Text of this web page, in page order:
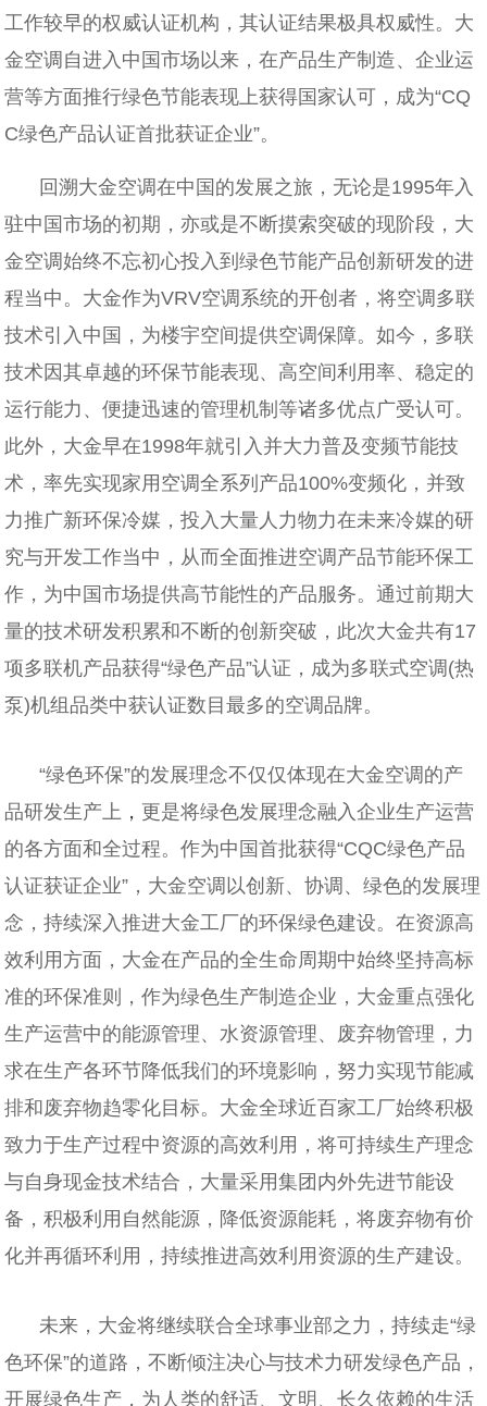
工作较早的权威认证机构，其认证结果极具权威性。大
金空调自进入中国市场以来，在产品生产制造、企业运
营等方面推行绿色节能表现上获得国家认可，成为“CQ
C绿色产品认证首批获证企业”。
回溯大金空调在中国的发展之旅，无论是1995年入
驻中国市场的初期，亦或是不断摸索突破的现阶段，大
金空调始终不忘初心投入到绿色节能产品创新研发的进
程当中。大金作为VRV空调系统的开创者，将空调多联
技术引入中国，为楼宇空间提供空调保障。如今，多联
技术因其卓越的环保节能表现、高空间利用率、稳定的
运行能力、便捷迅速的管理机制等诸多优点广受认可。
此外，大金早在1998年就引入并大力普及变频节能技
术，率先实现家用空调全系列产品100%变频化，并致
力推广新环保冷媒，投入大量人力物力在未来冷媒的研
究与开发工作当中，从而全面推进空调产品节能环保工
作，为中国市场提供高节能性的产品服务。通过前期大
量的技术研发积累和不断的创新突破，此次大金共有17
项多联机产品获得“绿色产品”认证，成为多联式空调(热
泵)机组品类中获认证数目最多的空调品牌。
“绿色环保”的发展理念不仅仅体现在大金空调的产
品研发生产上 ， 更是将绿色发展理念融入企业生产运营
的各方面和全过程。作为中国首批获得“CQC绿色产品
认证获证企业”，大金空调以创新、协调、绿色的发展理
念，持续深入推进大金工厂的环保绿色建设。在资源高
效利用方面，大金在产品的全生命周期中始终坚持高标
准的环保准则，作为绿色生产制造企业，大金重点强化
生产运营中的能源管理、水资源管理、废弃物管理，力
求在生产各环节降低我们的环境影响，努力实现节能减
排和废弃物趋零化目标。大金全球近百家工厂始终积极
致力于生产过程中资源的高效利用，将可持续生产理念
与自身现金技术结合，大量采用集团内外先进节能设
备，积极利用自然能源，降低资源能耗，将废弃物有价
化并再循环利用，持续推进高效利用资源的生产建设。
未来，大金将继续联合全球事业部之力，持续走“绿
色环保”的道路，不断倾注决心与技术力研发绿色产品，
开展绿色生产，为人类的舒适、文明、长久依赖的生活